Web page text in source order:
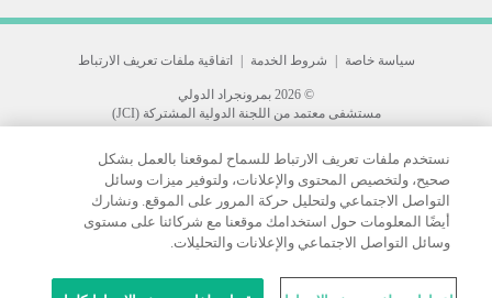
سياسة خاصة شروط الخدمة اتفاقية ملفات تعريف الارتباط
© 2026 بمرونجراد الدولي
مستشفى معتمد من اللجنة الدولية المشتركة (JCI)
33 Sukhumvit 3, Wattana, Bangkok 10110 Thailand.
All rights reserved.
نستخدم ملفات تعريف الارتباط للسماح لموقعنا بالعمل بشكل
صحيح، ولتخصيص المحتوى والإعلانات، ولتوفير ميزات وسائل
التواصل الاجتماعي ولتحليل حركة المرور على الموقع. ونشارك
أيضًا المعلومات حول استخدامك موقعنا مع شركائنا على مستوى
وسائل التواصل الاجتماعي والإعلانات والتحليلات.